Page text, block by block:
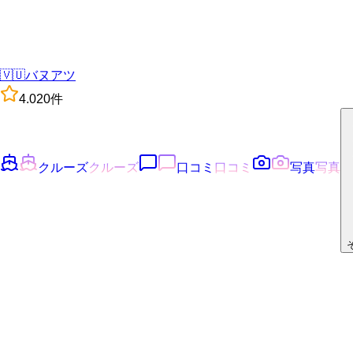
🇻🇺バヌアツ
4.020件
クルーズクルーズ 口コミ 口コミ 写真写真